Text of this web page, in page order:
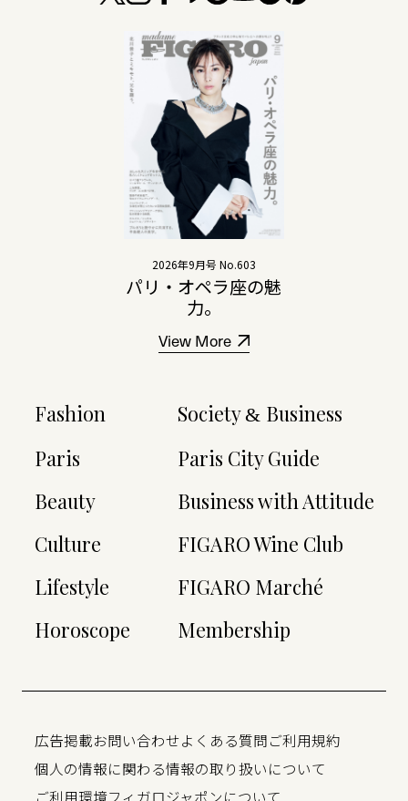
2026年9月号 No.603
パリ・オペラ座の魅
力。
View More
Fashion
Paris
Beauty
Culture
Lifestyle
Horoscope
Society& Business
Paris City Guide
Business with Attitude
FIGARO Wine Club
FIGARO Marché
Membership
広告掲載お問い合わせよくある質問ご利用規約
個人の情報に関わる情報の取り扱いについて
ご利用環境フィガロジャポンについて